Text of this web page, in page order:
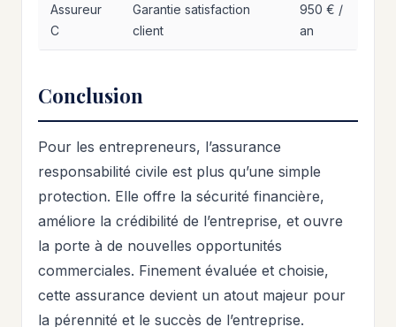
Assureur
C
Garantie satisfaction
client
950 € /
an
Conclusion
Pour les entrepreneurs, l’assurance
responsabilité civile est plus qu’une simple
protection. Elle offre la sécurité financière,
améliore la crédibilité de l’entreprise, et ouvre
la porte à de nouvelles opportunités
commerciales. Finement évaluée et choisie,
cette assurance devient un atout majeur pour
la pérennité et le succès de l’entreprise.